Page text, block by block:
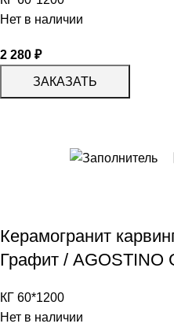
Нет в наличии
2 280 ₽
ЗАКАЗАТЬ
Керамогранит
Графит / AGOSTINO
КГ 60*1200
Нет в наличии